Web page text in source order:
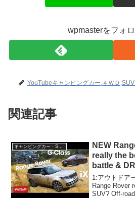
wpmasterをフォ
YouTubeキャンピングカー,４ＷＤ
関連記事
NEW
really the
battle &
Car?
1:アウトドア
Range Rover
SUV? Off-